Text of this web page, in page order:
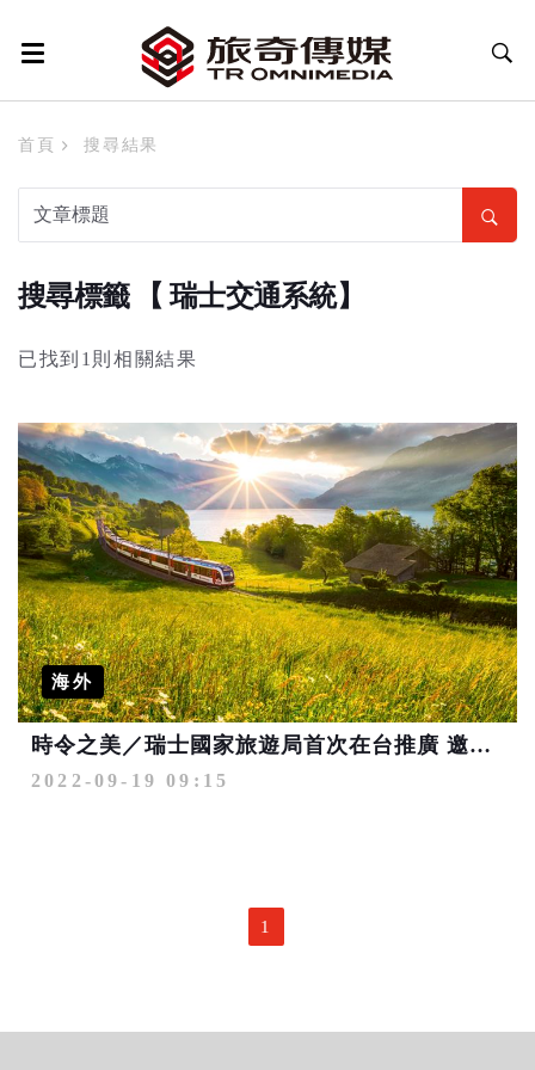
首頁 搜尋結果
搜尋標籤 【 瑞士交通系統】
已找到1則相關結果
海外
時令之美／瑞士國家旅遊局首次在台推廣 邀請體驗秋季主題魅力
2022-09-19 09:15
1